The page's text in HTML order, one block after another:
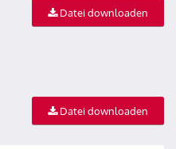
Datei downloaden
Datei downloaden